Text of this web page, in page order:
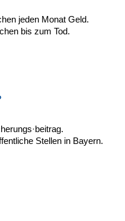
jeden Monat Geld.
bis zum Tod.
Stellen in Bayern.